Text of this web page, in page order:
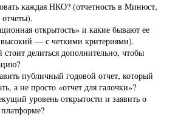
каждая НКО? (отчетность в Минюст,
отчеты).
открытость» и какие бывают ее
— с четкими критериями).
делиться дополнительно, чтобы
публичный годовой отчет, который
а не просто «отчет для галочки»?
уровень открытости и заявить о